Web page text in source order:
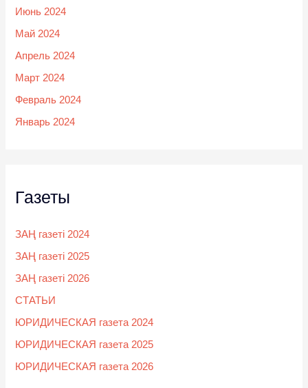
Июнь 2024
Май 2024
Апрель 2024
Март 2024
Февраль 2024
Январь 2024
Газеты
ЗАҢ газеті 2024
ЗАҢ газеті 2025
ЗАҢ газеті 2026
СТАТЬИ
ЮРИДИЧЕСКАЯ газета 2024
ЮРИДИЧЕСКАЯ газета 2025
ЮРИДИЧЕСКАЯ газета 2026